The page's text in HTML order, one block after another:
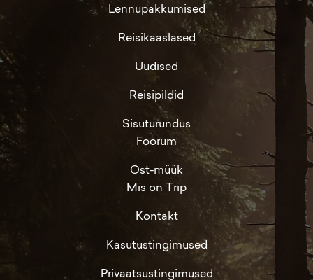
Lennupakkumised
Reisikaaslased
Uudised
Reisipildid
Sisuturundus
Foorum
Ost-müük
Mis on Trip
Kontakt
Kasutustingimused
Privaatsustingimused